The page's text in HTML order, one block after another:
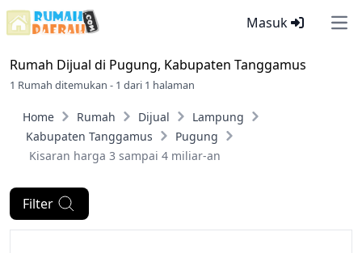
Masuk
Rumah Dijual di Pugung, Kabupaten Tanggamus
1 Rumah ditemukan - 1 dari 1 halaman
Home Rumah Dijual
Lampung
Kabupaten Tanggamus
Pugung
Kisaran harga 3 sampai 4 miliar-an
Filter